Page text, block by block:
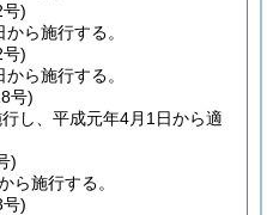
)
ら施行する。
)
ら施行する。
号)
し、平成元年4月1日から適
)
ら施行する。
)